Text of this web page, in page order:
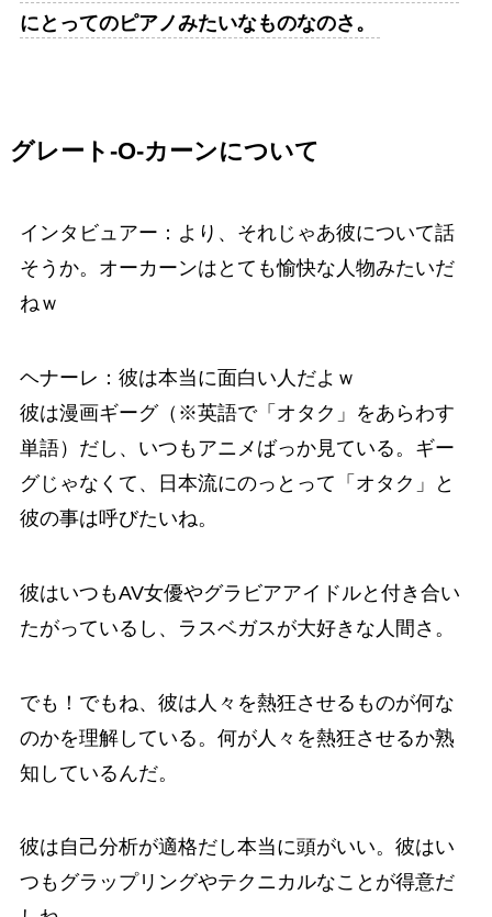
にとってのピアノみたいなものなのさ。
グレート-O-カーンについて
インタビュアー：より、それじゃあ彼について話
そうか。オーカーンはとても愉快な人物みたいだ
ねｗ
ヘナーレ：彼は本当に面白い人だよｗ
彼は漫画ギーグ（※英語で「オタク」をあらわす
単語）だし、いつもアニメばっか見ている。ギー
グじゃなくて、日本流にのっとって「オタク」と
彼の事は呼びたいね。
彼はいつもAV女優やグラビアアイドルと付き合い
たがっているし、ラスベガスが大好きな人間さ。
でも！でもね、彼は人々を熱狂させるものが何な
のかを理解している。何が人々を熱狂させるか熟
知しているんだ。
彼は自己分析が適格だし本当に頭がいい。彼はい
つもグラップリングやテクニカルなことが得意だ